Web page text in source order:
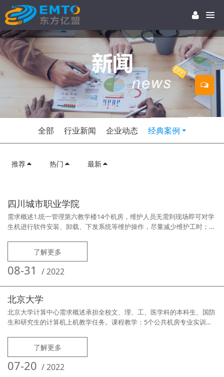
全部 行业新闻 企业动态 经典案例
推荐 热门 最新
四川城市职业学院
需求概述1.统一管理第六教学楼14个机房，维护人员无需到现场即可对学
生机进行软件安装、卸载、下发系统等维护操作，尽量减少维护工时；2.
和教学系统隔离并能快速切换。需求痛点1.机房数量多，两名维护老师现
场维护困难；2.机房使用的软件及环境都有差异，安装维护时间长；3.电
脑品牌、配置不一、需要利旧，原有同传保护系统效率低下，不能兼容其
他
了解更多
08-31 /2022
北京大学
北京大学计算中心需求概述承担全校文、理、工、医学科的本科生、国防
生和研究生的计算机上机教学任务。课程教学：5个公共机房专业实训：3
ATA竞赛、校内培训、招聘考试、自由上机需求痛点所有计算机和网络的
使用，都需要通过统一身份认证要求一机多能、多系统、多场景快速切换
上机、教学效果可量化评估机器性能、稳定可靠、全世界的参观中心8个
64位win
了解更多
07-20 /2022